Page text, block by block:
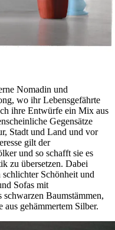
Nomadin und
wo ihr Lebensgefährte
ihre Entwürfe ein Mix aus
Gegensätze
Stadt und Land und vor
gilt der
und so schafft sie es
zu übersetzen. Dabei
Schönheit und
Sofas mit
Baumstämmen,
gehämmertem Silber.